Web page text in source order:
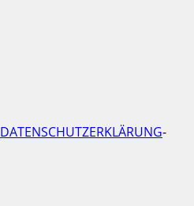
DATENSCHUTZERKLÄRUNG-